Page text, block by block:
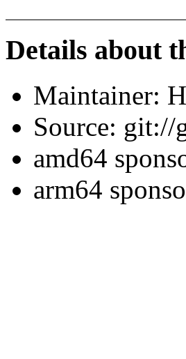
Details about
Maintainer:
Source: git://
amd64
arm64